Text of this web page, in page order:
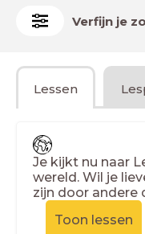
Verfijn je
Lessen
Je kijkt nu naar
wereld. Wil je
zijn door andere
Toon lessen